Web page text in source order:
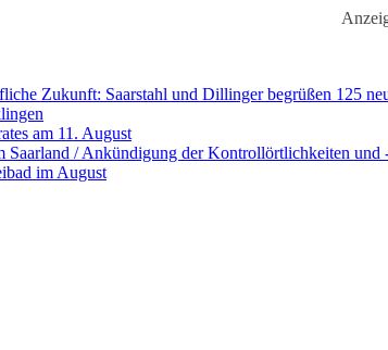
Zukunft: Saarstahl und Dillinger begrüßen 125
am 11. August
Saarland / Ankündigung der Kontrollörtlichkeiten und
im August